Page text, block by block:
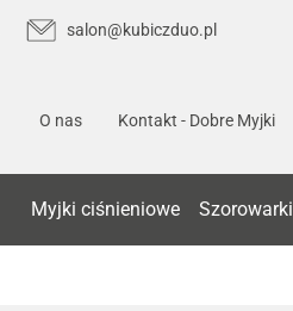
salon@kubiczduo.pl
O nas Kontakt - Dobre Myjki
Myjki ciśnieniowe Szorowarki